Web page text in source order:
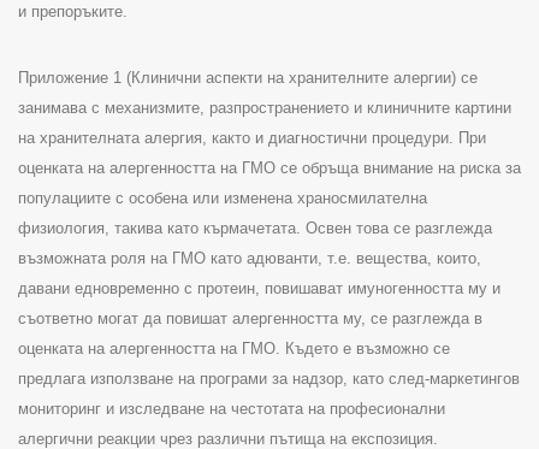
и препоръките
Приложение 1 (Клинични аспекти на хранителните алергии) се
занимава с механизмите, разпространението и клиничните картини
на хранителната алергия, както и диагностични процедури
При
оценката на алергенността на ГМО се обръща внимание на риска за
популациите с особена или изменена храносмилателна
физиология, такива като кърмачетата. Освен това се разглежда
възможната роля на ГМО като адюванти, т.е. вещества, които,
давани едновременно с протеин, повишават имуногенността му и
съответно могат да повишат алергенността му, се разглежда в
оценката на алергенността на ГМО
Където е възможно се
предлага използване на програми за надзор, като след-маркетингов
мониторинг и изследване на честотата на професионални
алергични реакции чрез различни пътища на експозиция